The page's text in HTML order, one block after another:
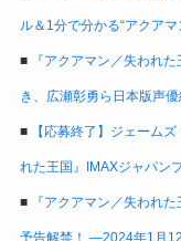
ル＆1分で分かる“アクアマ
■ 『アクアマン／失われ
き、広瀬彰勇ら日本版声
■ 【応募終了】ジェーム
れた王国』IMAXジャパン
■ 『アクアマン／失われ